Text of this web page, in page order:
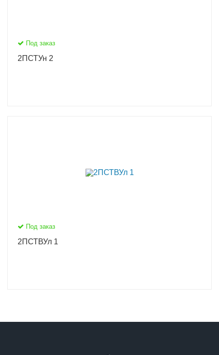
Под заказ
2ПСТУн 2
Под заказ
2ПСТВУл 1